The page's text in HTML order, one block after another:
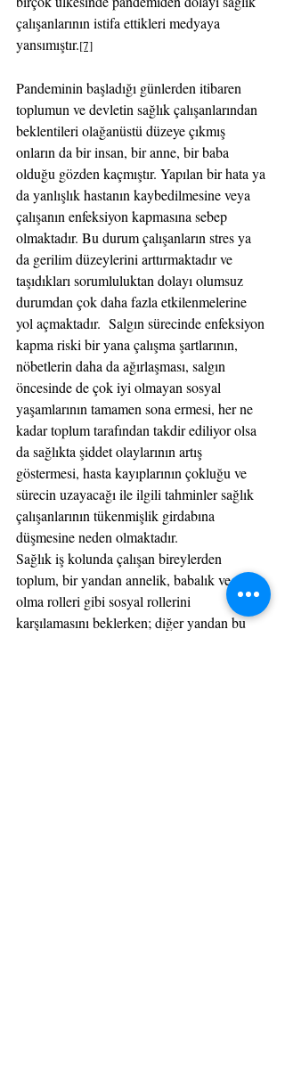
çalışanlarının istifa ettikleri medyaya
yansımıştır.[7]
Pandeminin başladığı günlerden itibaren
toplumun ve devletin sağlık çalışanlarından
beklentileri olağanüstü düzeye çıkmış
onların da bir insan, bir anne, bir baba
olduğu gözden kaçmıştır. Yapılan bir hata ya
da yanlışlık hastanın kaybedilmesine veya
çalışanın enfeksiyon kapmasına sebep
olmaktadır. Bu durum çalışanların stres ya
da gerilim düzeylerini arttırmaktadır ve
taşıdıkları sorumluluktan dolayı olumsuz
durumdan çok daha fazla etkilenmelerine
yol açmaktadır.  Salgın sürecinde enfeksiyon
kapma riski bir yana çalışma şartlarının,
nöbetlerin daha da ağırlaşması, salgın
öncesinde de çok iyi olmayan sosyal
yaşamlarının tamamen sona ermesi, her ne
kadar toplum tarafından takdir ediliyor olsa
da sağlıkta şiddet olaylarının artış
göstermesi, hasta kayıplarının çokluğu ve
sürecin uzayacağı ile ilgili tahminler sağlık
çalışanlarının tükenmişlik girdabına
düşmesine neden olmaktadır.
Sağlık iş kolunda çalışan bireylerden
toplum, bir yandan annelik, babalık ve eş
olma rolleri gibi sosyal rollerini
karşılamasını beklerken; diğer yandan bu